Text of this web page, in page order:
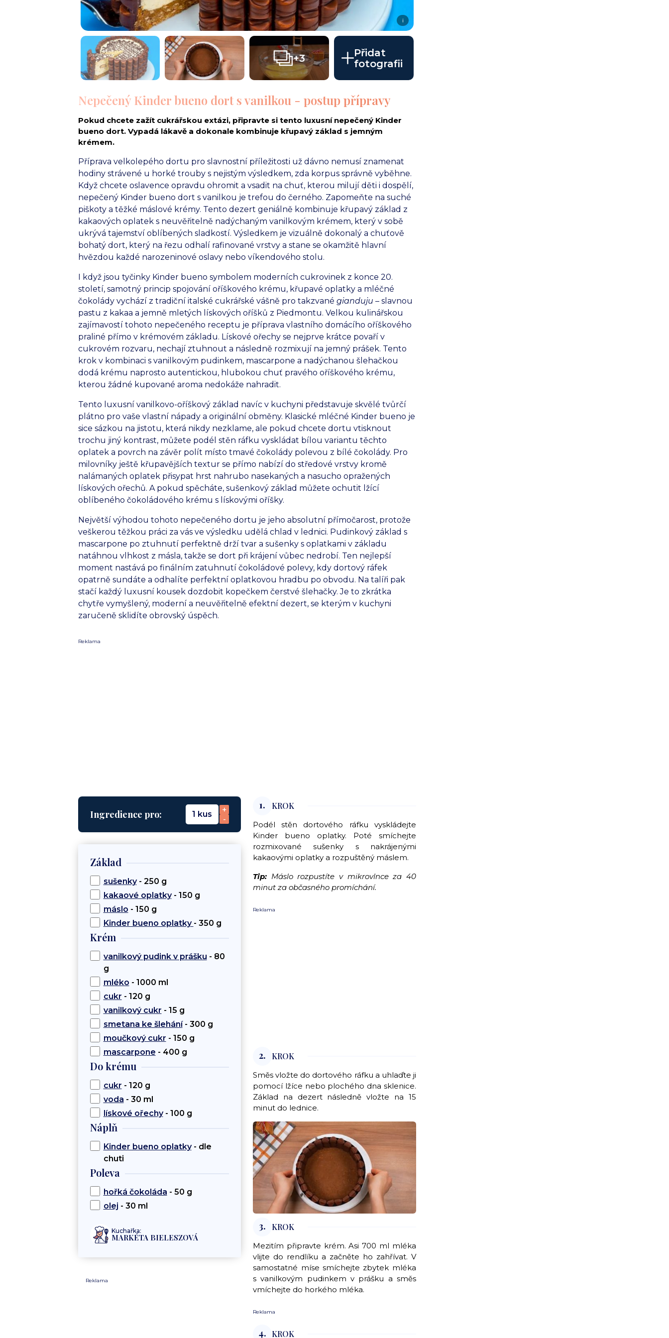
i
+3
Přidat
fotografii
Nepečený Kinder bueno dort s vanilkou - postup přípravy
Pokud chcete zažít cukrářskou extázi, připravte si tento luxusní nepečený Kinder
bueno dort. Vypadá lákavě a dokonale kombinuje křupavý základ s jemným
krémem.
Příprava velkolepého dortu pro slavnostní příležitosti už dávno nemusí znamenat
hodiny strávené u horké trouby s nejistým výsledkem, zda korpus správně vyběhne.
Když chcete oslavence opravdu ohromit a vsadit na chuť, kterou milují děti i dospělí,
nepečený Kinder bueno dort s vanilkou je trefou do černého. Zapomeňte na suché
piškoty a těžké máslové krémy. Tento dezert geniálně kombinuje křupavý základ z
kakaových oplatek s neuvěřitelně nadýchaným vanilkovým krémem, který v sobě
ukrývá tajemství oblíbených sladkostí. Výsledkem je vizuálně dokonalý a chuťově
bohatý dort, který na řezu odhalí rafinované vrstvy a stane se okamžitě hlavní
hvězdou každé narozeninové oslavy nebo víkendového stolu.
I když jsou tyčinky Kinder bueno symbolem moderních cukrovinek z konce 20.
století, samotný princip spojování oříškového krému, křupavé oplatky a mléčné
čokolády vychází z tradiční italské cukrářské vášně pro takzvané gianduju – slavnou
pastu z kakaa a jemně mletých lískových oříšků z Piedmontu. Velkou kulinářskou
zajímavostí tohoto nepečeného receptu je příprava vlastního domácího oříškového
praliné přímo v krémovém základu. Lískové ořechy se nejprve krátce povaří v
cukrovém rozvaru, nechají ztuhnout a následně rozmixují na jemný prášek. Tento
krok v kombinaci s vanilkovým pudinkem, mascarpone a nadýchanou šlehačkou
dodá krému naprosto autentickou, hlubokou chuť pravého oříškového krému,
kterou žádné kupované aroma nedokáže nahradit.
Tento luxusní vanilkovo-oříškový základ navíc v kuchyni představuje skvělé tvůrčí
plátno pro vaše vlastní nápady a originální obměny. Klasické mléčné Kinder bueno je
sice sázkou na jistotu, která nikdy nezklame, ale pokud chcete dortu vtisknout
trochu jiný kontrast, můžete podél stěn ráfku vyskládat bílou variantu těchto
oplatek a povrch na závěr polít místo tmavé čokolády polevou z bílé čokolády. Pro
milovníky ještě křupavějších textur se přímo nabízí do středové vrstvy kromě
nalámaných oplatek přisypat hrst nahrubo nasekaných a nasucho opražených
lískových ořechů. A pokud spěcháte, sušenkový základ můžete ochutit lžící
oblíbeného čokoládového krému s lískovými oříšky.
Největší výhodou tohoto nepečeného dortu je jeho absolutní přímočarost, protože
veškerou těžkou práci za vás ve výsledku udělá chlad v lednici. Pudinkový základ s
mascarpone po ztuhnutí perfektně drží tvar a sušenky s oplatkami v základu
natáhnou vlhkost z másla, takže se dort při krájení vůbec nedrobí. Ten nejlepší
moment nastává po finálním zatuhnutí čokoládové polevy, kdy dortový ráfek
opatrně sundáte a odhalíte perfektní oplatkovou hradbu po obvodu. Na talíři pak
stačí každý luxusní kousek dozdobit kopečkem čerstvé šlehačky. Je to zkrátka
chytře vymyšlený, moderní a neuvěřitelně efektní dezert, se kterým v kuchyni
zaručeně sklidíte obrovský úspěch.
Reklama
Ingredience pro: 1 kus
+
-
Základ
sušenky- 250 g
kakaové oplatky- 150 g
máslo - 150 g
Kinder bueno oplatky - 350 g
Krém
vanilkový pudink v prášku - 80
g
mléko - 1000 ml
cukr - 120 g
vanilkový cukr - 15 g
smetana ke šlehání- 300 g
moučkový cukr - 150 g
mascarpone - 400 g
Do krému
cukr - 120 g
voda - 30 ml
lískové ořechy- 100 g
Náplň
Kinder bueno oplatky- dle
chuti
Poleva
hořká čokoláda - 50 g
olej - 30 ml
Kuchařka:
MARKÉTA BIELESZOVÁ
Reklama
1. KROK
Podél stěn dortového ráfku vyskládejte
Kinder bueno oplatky. Poté smíchejte
rozmixované sušenky s nakrájenými
kakaovými oplatky a rozpuštěný máslem.
Tip: Máslo rozpustíte v mikrovlnce za 40
minut za občasného promíchání.
Reklama
2. KROK
Směs vložte do dortového ráfku a uhlaďte ji
pomocí lžíce nebo plochého dna sklenice.
Základ na dezert následně vložte na 15
minut do lednice.
3. KROK
Mezitím připravte krém. Asi 700 ml mléka
vlijte do rendlíku a začněte ho zahřívat. V
samostatné míse smíchejte zbytek mléka
s vanilkovým pudinkem v prášku a směs
vmíchejte do horkého mléka.
Reklama
4. KROK